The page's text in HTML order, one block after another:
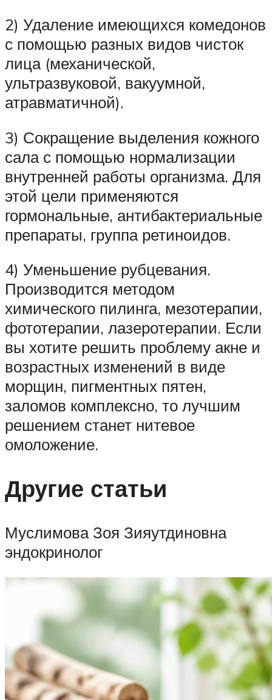
2) Удаление имеющихся комедонов
с помощью разных видов чисток
лица (механической,
ультразвуковой, вакуумной,
атравматичной).
3) Сокращение выделения кожного
сала с помощью нормализации
внутренней работы организма. Для
этой цели применяются
гормональные, антибактериальные
препараты, группа ретиноидов.
4) Уменьшение рубцевания.
Производится методом
химического пилинга, мезотерапии,
фототерапии, лазеротерапии. Если
вы хотите решить проблему акне и
возрастных изменений в виде
морщин, пигментных пятен,
заломов комплексно, то лучшим
решением станет нитевое
омоложение.
Другие статьи
Муслимова Зоя Зияутдиновна
эндокринолог